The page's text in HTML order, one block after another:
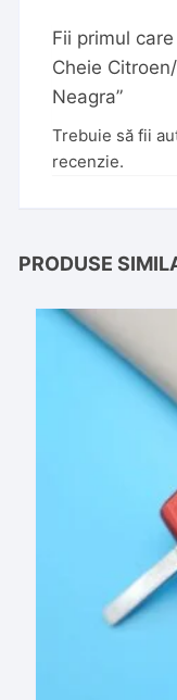
Fii primul
Cheie
Neagra”
Trebuie să fii
recenzie.
PRODUSE